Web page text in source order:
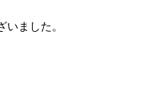
ました。